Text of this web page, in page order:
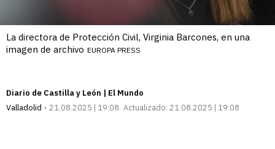
La directora de Protección Civil, Virginia Barcones, en una
imagen de archivo EUROPA PRESS
Diario de Castilla y León | El Mundo
Valladolid
21.08.2025 | 19:08 Actualizado: 21.08.2025 | 19:08